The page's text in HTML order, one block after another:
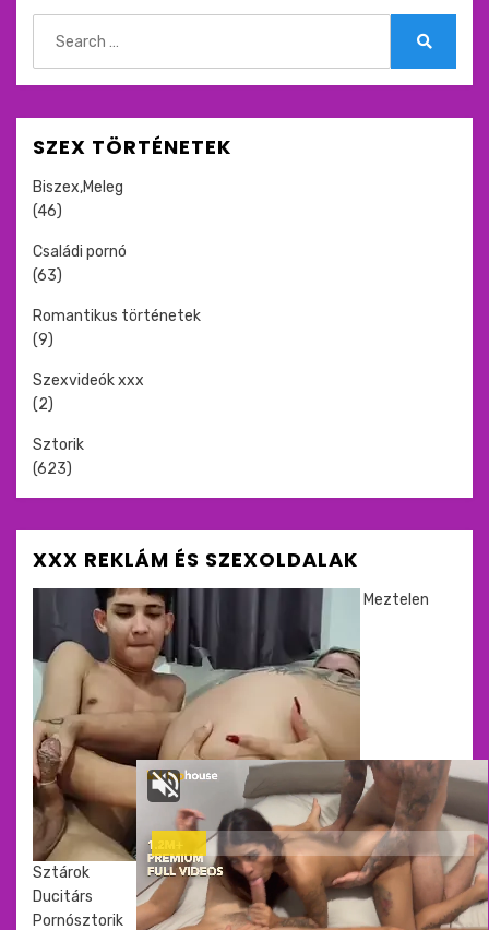
for:
SZEX TÖRTÉNETEK
Biszex,Meleg
(46)
Családi pornó
(63)
Romantikus történetek
(9)
Szexvideók xxx
(2)
Sztorik
(623)
XXX REKLÁM ÉS SZEXOLDALAK
Meztelen
Sztárok
Ducitárs
Pornósztorik